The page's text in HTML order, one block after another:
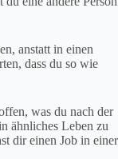
anstatt in einen
dass du so wie
was du nach der
ähnliches Leben zu
dir einen Job in einer